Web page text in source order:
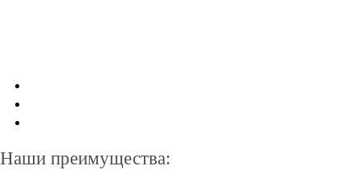
Наши преимущества: